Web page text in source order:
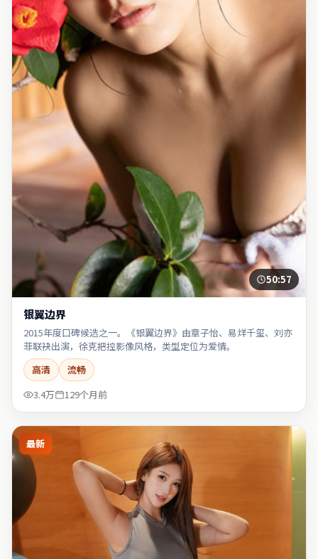
50:57
银翼边界
2015年度口碑候选之一。《银翼边界》由章子怡、易烊千玺、刘亦
菲联袂出演，徐克把控影像风格，类型定位为爱情。
高清
流畅
3.4万
129个月前
最新